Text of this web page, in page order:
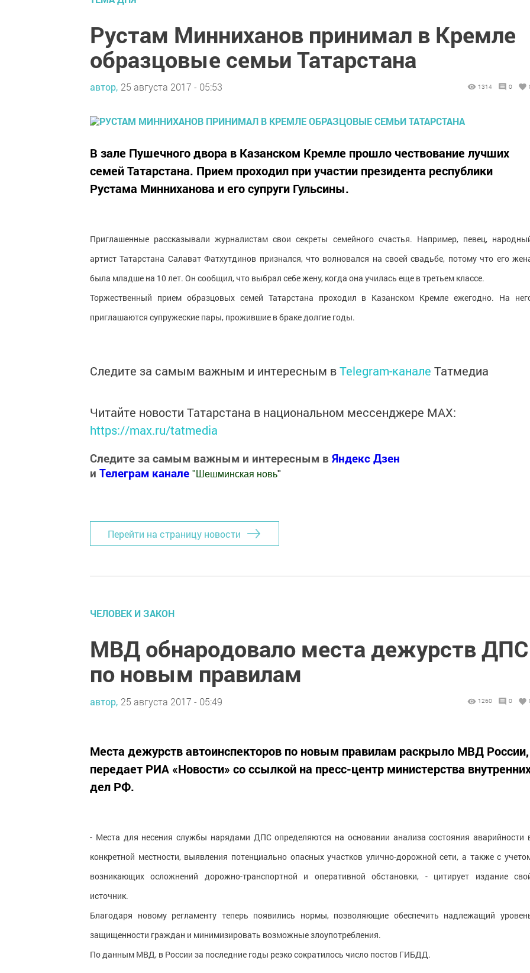
Рустам Минниханов принимал в Кремле
образцовые семьи Татарстана
автор, 25 августа 2017 - 05:53 1314 0
В зале Пушечного двора в Казанском Кремле прошло чествование лучших
семей Татарстана. Прием проходил при участии президента республики
Рустама Минниханова и его супруги Гульсины.
Приглашенные рассказывали журналистам свои секреты семейного счастья. Например, певец,
артист Татарстана Салават Фатхутдинов признался, что волновался на своей свадьбе, потому что его
была младше на 10 лет. Он сообщил, что выбрал себе жену, когда она училась еще в третьем классе.
Торжественный прием образцовых семей Татарстана проходил в Казанском Кремле ежегодно. На
приглашаются супружеские пары, прожившие в браке долгие годы.
Следите за самым важным и интересным вTelegram-канале Татмедиа
Читайте новости Татарстана в национальном мессенджере MАХ:
https://max.ru/tatmedia
Следите за самым важным и интересным в Яндекс Дзен
и Телеграм канале " Шешминская новь"
Перейти на страницу новости
ЧЕЛОВЕК И ЗАКОН
МВД обнародовало места дежурств ДПС
по новым правилам
автор, 25 августа 2017 - 05:49 1260 0
Места дежурств автоинспекторов по новым правилам раскрыло МВД России,
передает РИА «Новости» со ссылкой на пресс-центр министерства
дел РФ.
- Места для несения службы нарядами ДПС определяются на основании анализа состояния аварийности
конкретной местности, выявления потенциально опасных участков улично-дорожной сети, а также с
возникающих осложнений дорожно-транспортной и оперативной обстановки, - цитирует издание
источник.
Благодаря новому регламенту теперь появились нормы, позволяющие обеспечить надлежащий
защищенности граждан и минимизировать возможные злоупотребления.
По данным МВД, в России за последние годы резко сократилось число постов ГИБДД.